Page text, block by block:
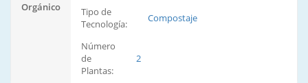
Orgánico
Tipo de
Tecnología:
Compostaje
Número
de
Plantas:
2